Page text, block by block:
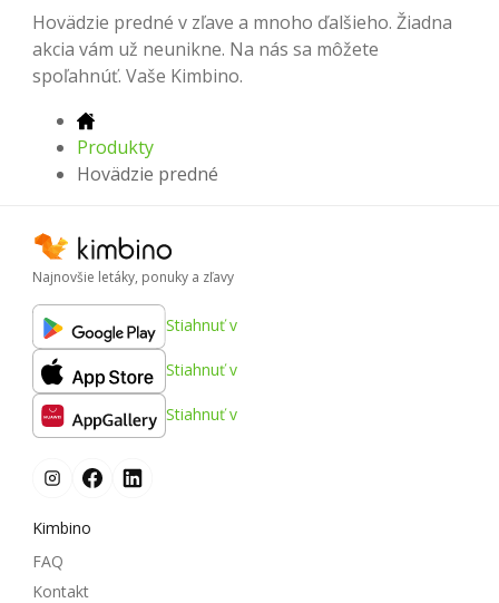
Hovädzie predné v zľave a mnoho ďalšieho. Žiadna
akcia vám už neunikne. Na nás sa môžete
spoľahnúť. Vaše Kimbino.
Produkty
Hovädzie predné
Najnovšie letáky, ponuky a zľavy
Stiahnuť v
Stiahnuť v
Stiahnuť v
Kimbino
FAQ
Kontakt